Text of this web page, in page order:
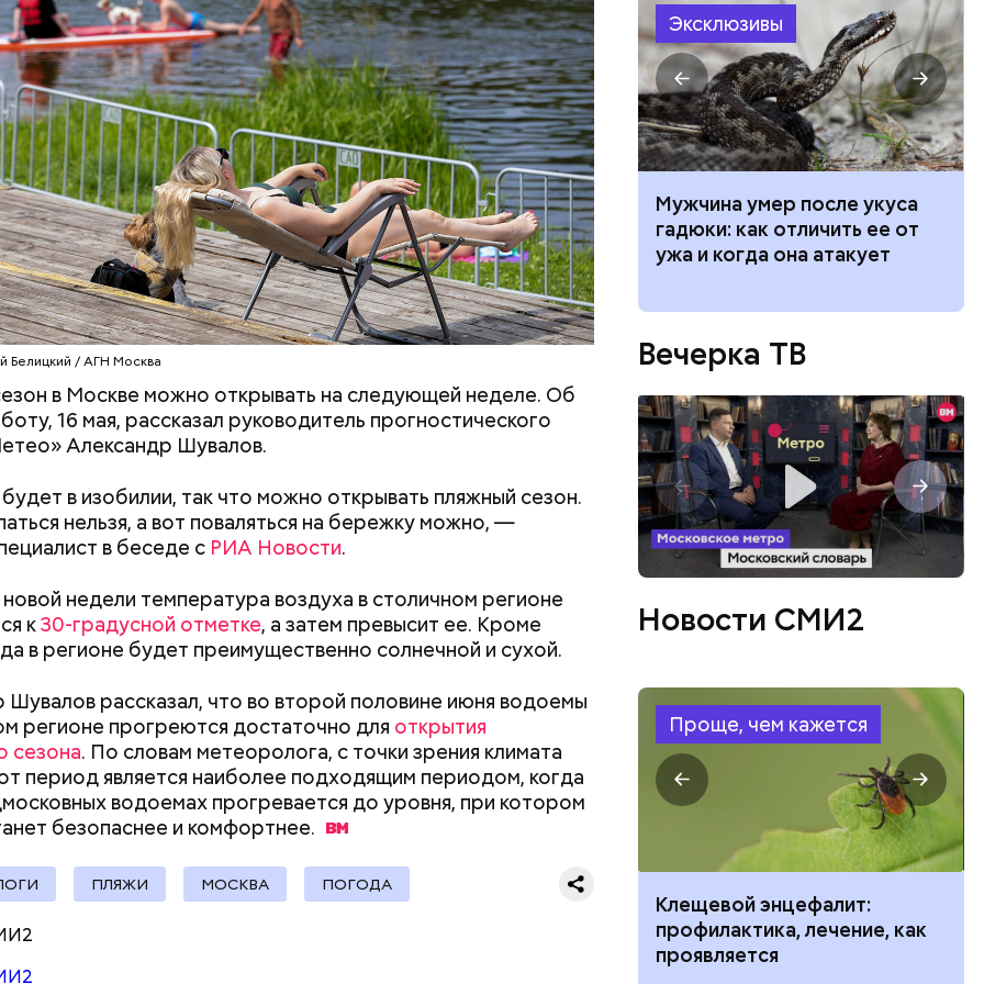
Белицкий / АГН Москва
в Москве можно открывать на следующей неделе. Об
16 мая, рассказал руководитель прогностического
Александр Шувалов.
в изобилии, так что можно открывать пляжный сезон.
нельзя, а вот поваляться на бережку можно, —
в беседе с РИА Новости.
недели температура воздуха в столичном регионе
к30-градусной отметке, а затем превысит ее. Кроме
в регионе будет преимущественно солнечной и сухой.
Шувалов рассказал, что во второй половине июня водоемы
регионе прогреются достаточно для открытия
сезона. По словам метеоролога, с точки зрения климата
период является наиболее подходящим периодом, когда
водоемах прогревается до уровня, при котором
безопаснее и комфортнее.
ПЛЯЖИ МОСКВА ПОГОДА
специалистов со средним профессиональным
что здесь она увидела: киношники работают
Европе.
Эксклюзивы
Выломал дверь ванной и
зарезал: почему москвич
жестоко убил беременную
жену
Похудеть поможет горчица:
чем полезно это растение и
продукты, которые из него
производят
Мужчина умер после укуса
гадюки: как отличить ее от
ужа и когда она атакует
Вечерка ТВ
Новости СМИ2
Проще, чем кажется
Как узнать, снесут ли дом по
реновации в Москве: где
Как предотвратить развитие
Клещевой энцефалит:
профилактика, лечение, как
проявляется